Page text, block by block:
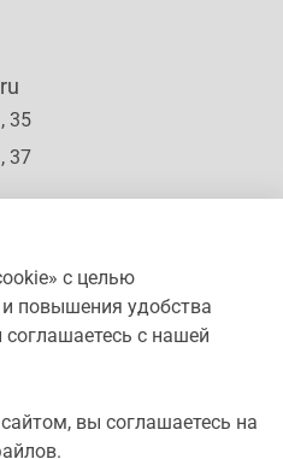
35
37
с целью
повышения удобства
с нашей
вы соглашаетесь на